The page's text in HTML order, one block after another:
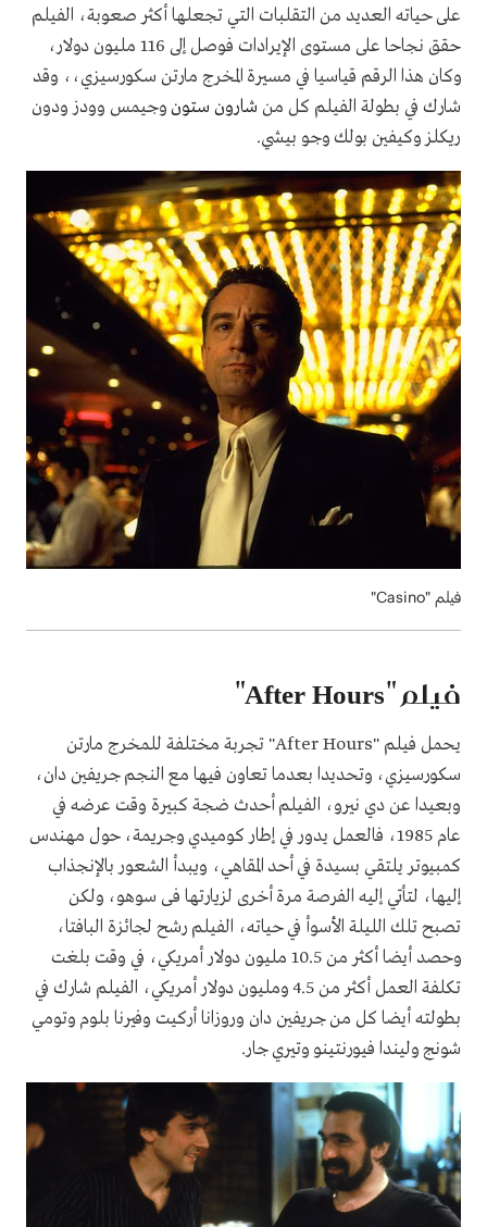
على حياته العديد من التقلبات التي تجعلها أكثر صعوبة، الفيلم
حقق نجاحا على مستوى الإيرادات فوصل إلى 116 مليون دولار،
وكان هذا الرقم قياسيا في مسيرة المخرج مارتن سكورسيزي،، وقد
شارك في بطولة الفيلم كل من شارون ستون وجيمس وودز ودون
ريكلز وكيفين بولك وجو بيشي.
فيلم "Casino"
فيلم "After Hours
"
يحمل فيلم "After Hours" تجربة مختلفة للمخرج مارتن
سكورسيزي، وتحديدا بعدما تعاون فيها مع النجم جريفين دان،
وبعيدا عن دي نيرو، الفيلم أحدث ضجة كبيرة وقت عرضه في
عام 1985، فالعمل يدور في إطار كوميدي وجريمة، حول مهندس
كمبيوتر يلتقي بسيدة في أحد المقاهي، ويبدأ الشعور بالإنجذاب
إليها، لتأتي إليه الفرصة مرة أخرى لزيارتها فى سوهو، ولكن
تصبح تلك الليلة الأسوأ في حياته، الفيلم رشح لجائزة البافتا،
وحصد أيضا أكثر من 10.5 مليون دولار أمريكي، في وقت بلغت
تكلفة العمل أكثر من 4.5 ومليون دولار أمريكي، الفيلم شارك في
بطولته أيضا كل من جريفين دان وروزانا أركيت وفيرنا بلوم وتومي
شونج وليندا فيورنتينو وتيري جار.